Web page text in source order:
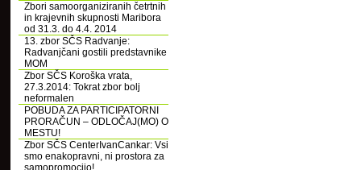
Zbori samoorganiziranih četrtnih
in krajevnih skupnosti Maribora
od 31.3. do 4.4. 2014
13. zbor SČS Radvanje:
Radvanjčani gostili predstavnike
MOM
Zbor SČS Koroška vrata,
27.3.2014: Tokrat zbor bolj
neformalen
POBUDA ZA PARTICIPATORNI
PRORAČUN – ODLOČAJ(MO) O
MESTU!
Zbor SČS CenterIvanCankar: Vsi
smo enakopravni, ni prostora za
samopromocijo!